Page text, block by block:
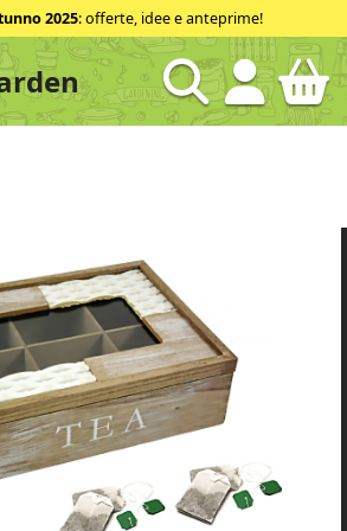
2025: offerte, idee e anteprime!